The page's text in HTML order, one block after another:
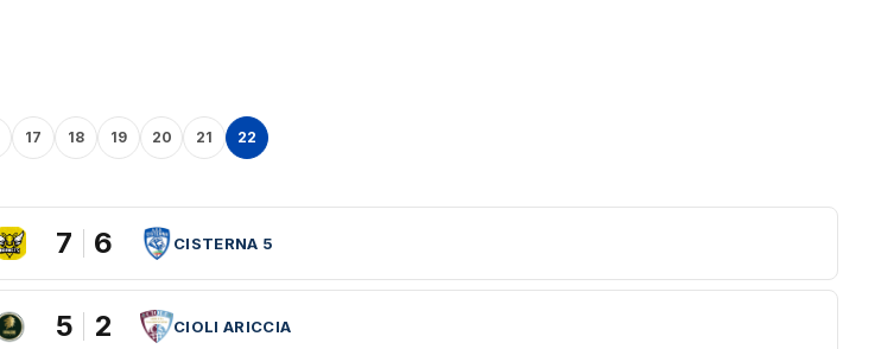
17 18 19 20 21 22
7 6 CISTERNA 5
5 2 CIOLI ARICCIA